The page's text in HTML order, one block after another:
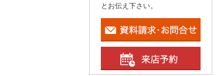
とお伝え下さい。